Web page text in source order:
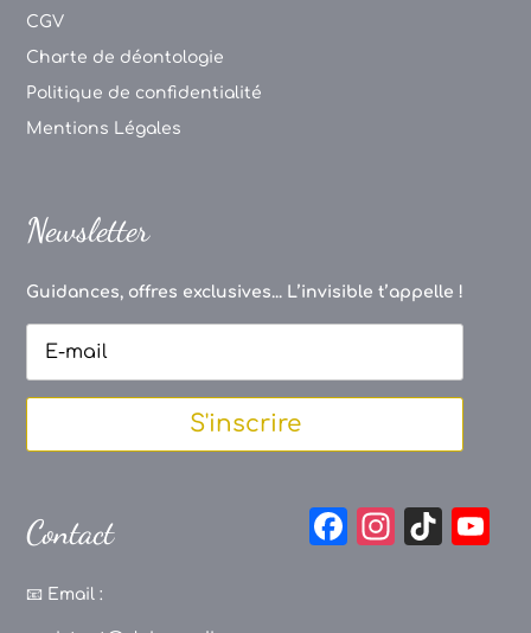
CGV
Charte de déontologie
Politique de confidentialité
Mentions Légales
Newsletter
Guidances, offres exclusives... L’invisible t’appelle !
S'inscrire
Contact
📧 Email :
F
In Ti